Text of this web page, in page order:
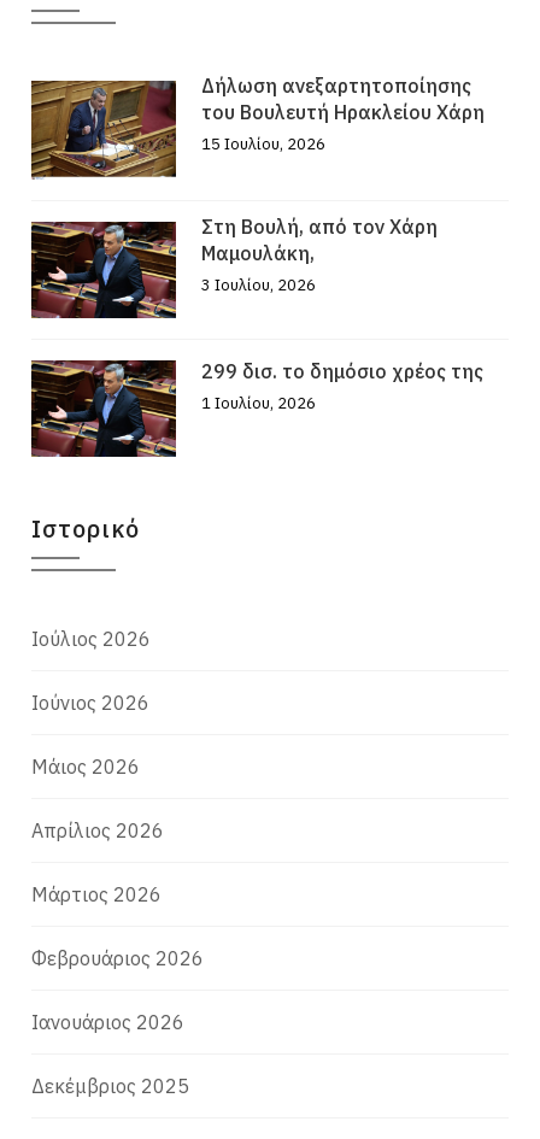
Δήλωση ανεξαρτητοποίησης
του Βουλευτή Ηρακλείου Χάρη
15 Ιουλίου, 2026
Στη Βουλή, από τον Χάρη
Μαμουλάκη,
3 Ιουλίου, 2026
299 δισ. το δημόσιο χρέος της
1 Ιουλίου, 2026
Ιστορικό
Ιούλιος 2026
Ιούνιος 2026
Μάιος 2026
Απρίλιος 2026
Μάρτιος 2026
Φεβρουάριος 2026
Ιανουάριος 2026
Δεκέμβριος 2025